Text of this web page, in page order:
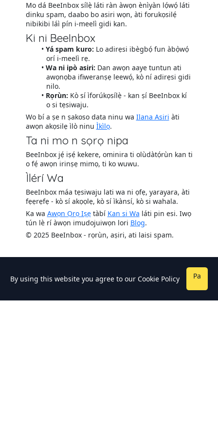
Mo dá BeeInbox sílẹ̀ láti ràn àwọn ènìyàn lọ́wọ́ láti
dinku spam, daabo bo asiri wọn, àti forukọsilẹ́
nibikibi láì pín i-meelì gidi kan.
Ki ni BeeInbox
Yá spam kuro: Lo adirẹsi ibègbọ́ fun àbọ̀wọ́
orí i-meelì rẹ.
Wa ni ipò asiri: Dan awọn aaye tuntun ati
awọnọba ifiweranṣẹ leewọ́, kò ní adirẹsi gidi
nilo.
Rọrùn: Kò sí ìforúkọsílẹ̀ - kan ṣí BeeInbox kí
o si tẹsiwaju.
Wo bí a ṣe n ṣakoso data ninu wa Ilana Asiri àti
awọn akọsilẹ ìlò ninu Ìkìlọ.
Ta ni mo n sọrọ nipa
BeeInbox jẹ́ iṣẹ́ kekere, ominira ti olùdàtọ́rùn kan ti
o fẹ́ awọn irinṣẹ mimọ, ti ko wuwu.
Ìlérí Wa
BeeInbox máa tẹsiwaju lati wa ni ọfẹ, yarayara, àti
fẹẹrẹfẹ - kò sí akọọlẹ, kò sí ìkànsí, kò si wahala.
Ka wa Awọn Ọrọ Iṣẹtàbí Kan si Wa láti pin esi. Iwọ
tún lè rí àwọn imudojuiwọn lori Blog.
© 2025 BeeInbox - rọrùn, aṣiri, ati laisi spam.
By using this website you agree to our Cookie Policy Pa